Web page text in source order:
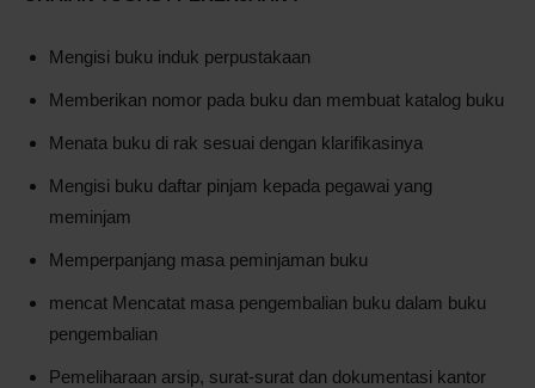
Mengisi buku induk perpustakaan
Memberikan nomor pada buku dan membuat katalog buku
Menata buku di rak sesuai dengan klarifikasinya
Mengisi buku daftar pinjam kepada pegawai yang
meminjam
Memperpanjang masa peminjaman buku
mencat Mencatat masa pengembalian buku dalam buku
pengembalian
Pemeliharaan arsip, surat-surat dan dokumentasi kantor